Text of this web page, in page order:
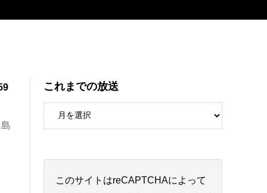
これまでの放送
このサイトはreCAPTCHAによって